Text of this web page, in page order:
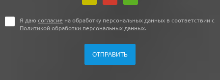
Я даю согласие на обработку персональных данных в соответствии с
Политикой обработки персональных данных.